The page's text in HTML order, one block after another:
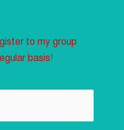
to my group
basis!